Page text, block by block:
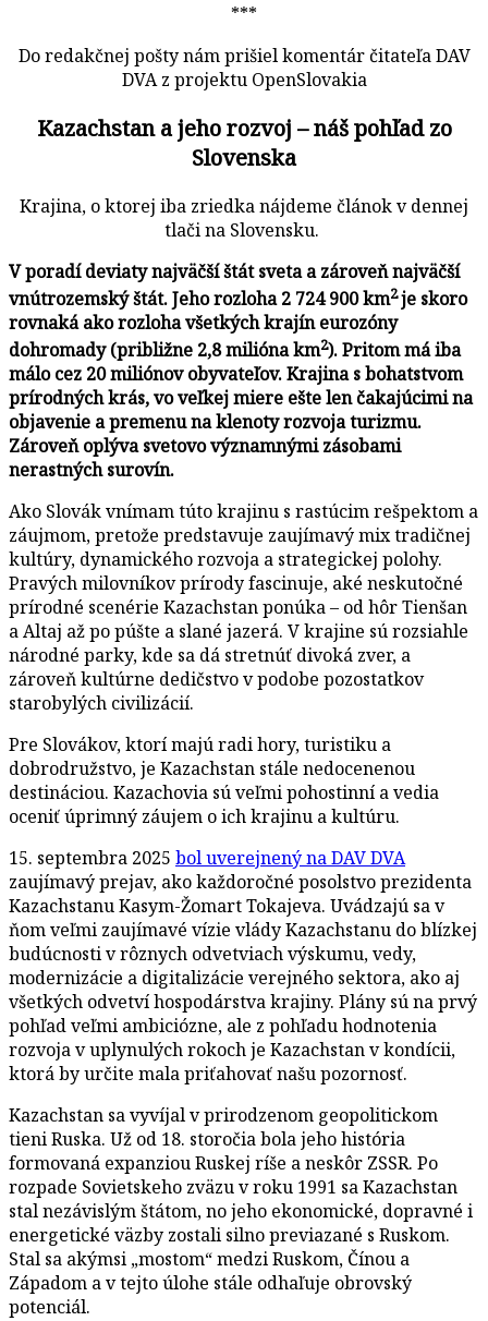
***
Do redakčnej pošty nám prišiel komentár čitateľa DAV
DVA z projektu OpenSlovakia
Kazachstan a jeho rozvoj – náš pohľad zo
Slovenska
Krajina, o ktorej iba zriedka nájdeme článok v dennej
tlači na Slovensku.
V poradí deviaty najväčší štát sveta a zároveň najväčší
vnútrozemský štát. Jeho rozloha 2 724 900 km2je skoro
rovnaká ako rozloha všetkých krajín eurozóny
dohromady (približne 2,8 milióna km2). Pritom má iba
málo cez 20 miliónov obyvateľov. Krajina s bohatstvom
prírodných krás, vo veľkej miere ešte len čakajúcimi na
objavenie a premenu na klenoty rozvoja turizmu.
Zároveň oplýva svetovo významnými zásobami
nerastných surovín.
Ako Slovák vnímam túto krajinu s rastúcim rešpektom a
záujmom, pretože predstavuje zaujímavý mix tradičnej
kultúry, dynamického rozvoja a strategickej polohy.
Pravých milovníkov prírody fascinuje, aké neskutočné
prírodné scenérie Kazachstan ponúka – od hôr Tienšan
a Altaj až po púšte a slané jazerá. V krajine sú rozsiahle
národné parky, kde sa dá stretnúť divoká zver, a
zároveň kultúrne dedičstvo v podobe pozostatkov
starobylých civilizácií.
Pre Slovákov, ktorí majú radi hory, turistiku a
dobrodružstvo, je Kazachstan stále nedocenenou
destináciou. Kazachovia sú veľmi pohostinní a vedia
oceniť úprimný záujem o ich krajinu a kultúru.
15. septembra 2025 bol uverejnený na DAV DVA
zaujímavý prejav, ako každoročné posolstvo prezidenta
Kazachstanu Kasym-Žomart Tokajeva. Uvádzajú sa v
ňom veľmi zaujímavé vízie vlády Kazachstanu do blízkej
budúcnosti v rôznych odvetviach výskumu, vedy,
modernizácie a digitalizácie verejného sektora, ako aj
všetkých odvetví hospodárstva krajiny. Plány sú na prvý
pohľad veľmi ambiciózne, ale z pohľadu hodnotenia
rozvoja v uplynulých rokoch je Kazachstan v kondícii,
ktorá by určite mala priťahovať našu pozornosť.
Kazachstan sa vyvíjal v prirodzenom geopolitickom
tieni Ruska. Už od 18. storočia bola jeho história
formovaná expanziou Ruskej ríše a neskôr ZSSR. Po
rozpade Sovietskeho zväzu v roku 1991 sa Kazachstan
stal nezávislým štátom, no jeho ekonomické, dopravné i
energetické väzby zostali silno previazané s Ruskom.
Stal sa akýmsi „mostom“ medzi Ruskom, Čínou a
Západom a v tejto úlohe stále odhaľuje obrovský
potenciál.